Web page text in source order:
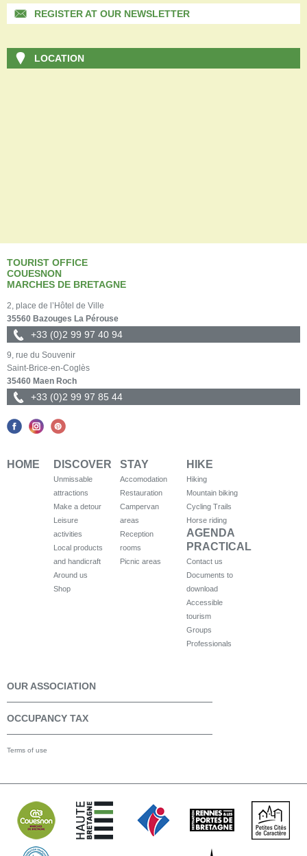
REGISTER AT OUR NEWSLETTER
LOCATION
TOURIST OFFICE
COUESNON
MARCHES DE BRETAGNE
2, place de l’Hôtel de Ville
35560 Bazouges La Pérouse
+33 (0)2 99 97 40 94
9, rue du Souvenir
Saint-Brice-en-Coglès
35460 Maen Roch
+33 (0)2 99 97 85 44
HOME DISCOVER
Unmissable
attractions
Make a detour
Leisure
activities
Local products
and handicraft
Around us
Shop
STAY
Accomodation
Restauration
Campervan
areas
Reception
rooms
Picnic areas
HIKE
Hiking
Mountain biking
Cycling Trails
Horse riding
AGENDA
PRACTICAL
Contact us
Documents to
download
Accessible
tourism
Groups
Professionals
OUR ASSOCIATION
OCCUPANCY TAX
Terms of use